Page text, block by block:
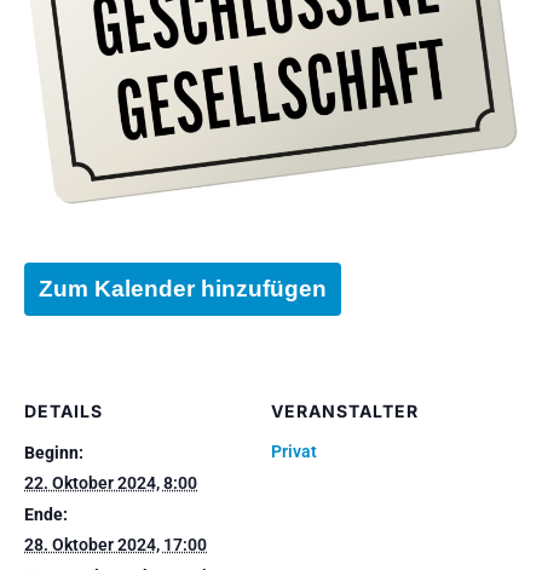
Zum Kalender hinzufügen
DETAILS
Beginn:
22. Oktober 2024, 8:00
Ende:
28. Oktober 2024, 17:00
VERANSTALTER
Privat